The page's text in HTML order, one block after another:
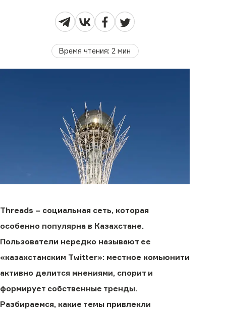
Время чтения:2 мин
Threads – социальная сеть, которая
особенно популярна в Казахстане.
Пользователи нередко называют ее
«казахстанским Twitter»: местное комьюнити
активно делится мнениями, спорит и
формирует собственные тренды.
Разбираемся, какие темы привлекли